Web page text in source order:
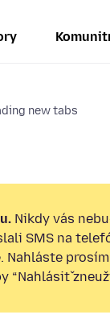
new tabs
Nikdy vás
SMS na
Nahláste prosím